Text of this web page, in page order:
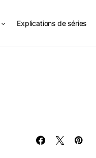
Explications de séries